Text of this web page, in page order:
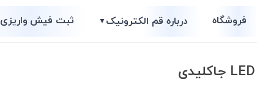
فروشگاه درباره قم الکترونیک▼ ثبت فیش واریزی